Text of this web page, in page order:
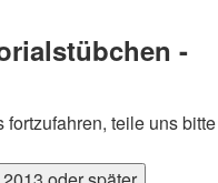
-
teile uns bitte